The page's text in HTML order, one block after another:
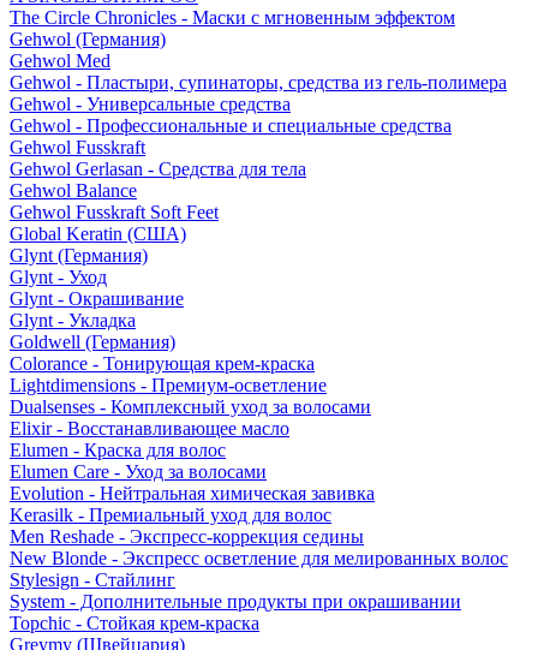
The Circle Chronicles - Маски с мгновенным эффектом
Gehwol (Германия)
Gehwol Med
Gehwol - Пластыри, супинаторы, средства из гель-полимера
Gehwol - Универсальные средства
Gehwol - Профессиональные и специальные средства
Gehwol Fusskraft
Gehwol Gerlasan - Средства для тела
Gehwol Balance
Gehwol Fusskraft Soft Feet
Global Keratin (США)
Glynt (Германия)
Glynt - Уход
Glynt - Окрашивание
Glynt - Укладка
Goldwell (Германия)
Colorance - Тонирующая крем-краска
Lightdimensions - Премиум-осветление
Dualsenses - Комплексный уход за волосами
Elixir - Восстанавливающее масло
Elumen - Краска для волос
Elumen Care - Уход за волосами
Evolution - Нейтральная химическая завивка
Kerasilk - Премиальный уход для волос
Men Reshade - Экспресс-коррекция седины
New Blonde - Экспресс осветление для мелированных волос
Stylesign - Стайлинг
System - Дополнительные продукты при окрашивании
Topchic - Стойкая крем-краска
Greymy (Швейцария)